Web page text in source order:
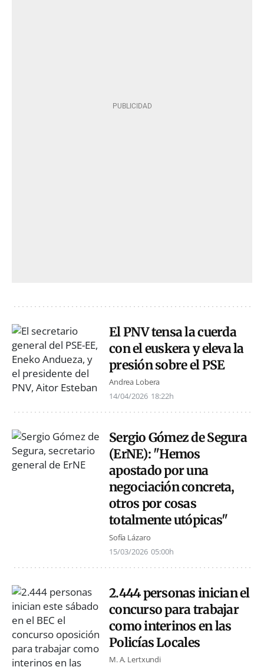
El PNV tensa la cuerda
con el euskera y eleva la
presión sobre el PSE
Andrea Lobera
14/04/2026 18:22h
Sergio Gómez de Segura
(ErNE): "Hemos
apostado por una
negociación concreta,
otros por cosas
totalmente utópicas"
Sofía Lázaro
15/03/2026 05:00h
2.444 personas inician el
concurso para trabajar
como interinos en las
Policías Locales
M. A. Lertxundi